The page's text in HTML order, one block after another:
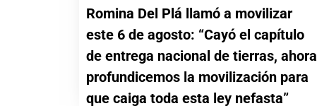
Romina Del Plá llamó a movilizar
este 6 de agosto: “Cayó el capítulo
de entrega nacional de tierras, ahora
profundicemos la movilización para
que caiga toda esta ley nefasta”